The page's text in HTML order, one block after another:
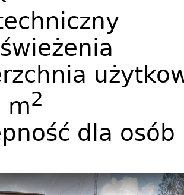
m2
dla